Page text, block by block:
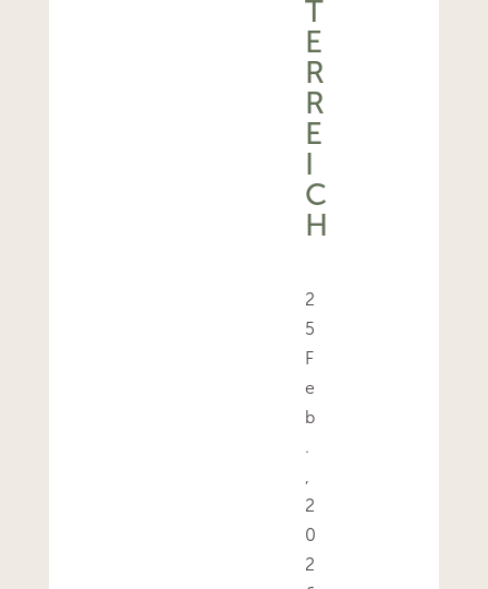
T
E
R
R
E
I
C
H
2
5
F
e
b
.
,
2
0
2